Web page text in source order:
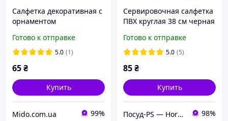
Салфетка декоративная с
орнаментом
Готово к отправке
5.0 (1)
65₴
Купить
Mido.com.ua 99%
Сервировочная салфетка
ПВХ круглая 38 см черная
Готово к отправке
5.0 (5)
85₴
Купить
Посуд-PS — Horeca Посуда Подарки 98%